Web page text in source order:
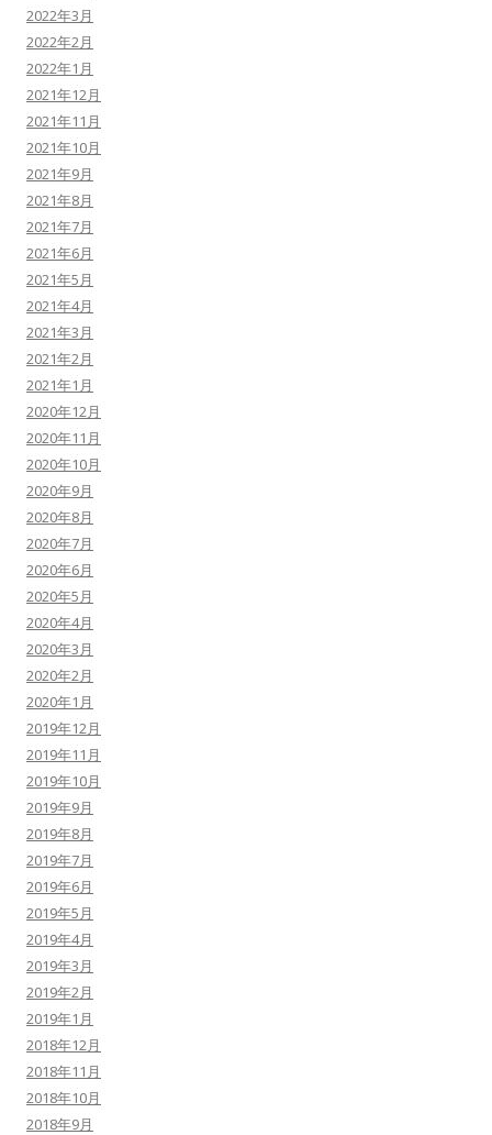
2022年3月
2022年2月
2022年1月
2021年12月
2021年11月
2021年10月
2021年9月
2021年8月
2021年7月
2021年6月
2021年5月
2021年4月
2021年3月
2021年2月
2021年1月
2020年12月
2020年11月
2020年10月
2020年9月
2020年8月
2020年7月
2020年6月
2020年5月
2020年4月
2020年3月
2020年2月
2020年1月
2019年12月
2019年11月
2019年10月
2019年9月
2019年8月
2019年7月
2019年6月
2019年5月
2019年4月
2019年3月
2019年2月
2019年1月
2018年12月
2018年11月
2018年10月
2018年9月